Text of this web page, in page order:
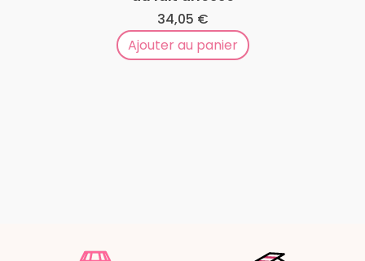
34,05 €
Ajouter au panier